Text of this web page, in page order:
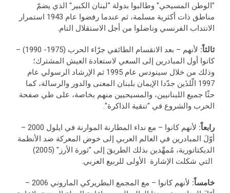
"الوطن المسيحي" وطالبوا بدولة "لبنان الكبير" الذي يضمّ
مناطق ذات أكثرية مسلمة، ثم عندما رفضوا عام 1943 استمرار
الانتداب الفرنسي وناضلوا من أجل الاستقلال التام.
ثالثاً:
لأنهم – بعد الانقسام الطائفي جرّاء الحرب (1975- 1990) –
كانوا أول المبادرين إلى السعي لاستعادة العيش المشترك؛
وذلك من خلال سينودس عام 1995 ثم الإرشاد الرسولي عام
1997 الّلذَين جدّدا الإيمان بلبنان المعنى والدور والرسالة، كما
حثّا جميع اللبنانيين، والمسيحيين منهم بخاصة، على طي صفحة
الحرب والشروع في "تنقية الذاكرة".
رابعاً:
لأنهم كانوا – مع نداء المطارنة الموارنة في ايلول 2000 –
أوّلَ المبادرين في العالم العربي إلى خوض المعركة ضد الأنظمة
الديكتاتورية، مُمهِّدين بذلك الطريقَ إلى "ثورة الأرز" (2005)
التي شكلت الإشارة الأولى للربيع العربي.
خامساً:
لأنهم كانوا – مع المجمع البطريركي الماروني 2006 –